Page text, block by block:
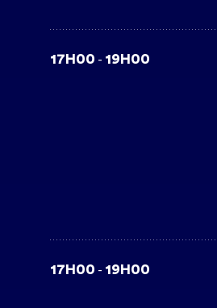
17H00 - 19H00
17H00 - 19H00